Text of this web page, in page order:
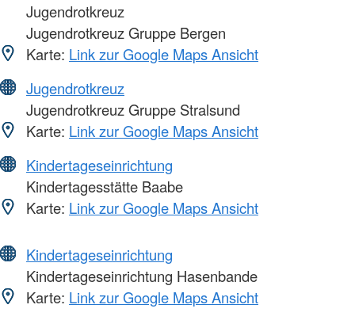
Jugendrotkreuz
Jugendrotkreuz Gruppe Bergen
Karte: Link zur Google Maps Ansicht
Jugendrotkreuz
Jugendrotkreuz Gruppe Stralsund
Karte: Link zur Google Maps Ansicht
Kindertageseinrichtung
Kindertagesstätte Baabe
Karte: Link zur Google Maps Ansicht
Kindertageseinrichtung
Kindertageseinrichtung Hasenbande
Karte: Link zur Google Maps Ansicht